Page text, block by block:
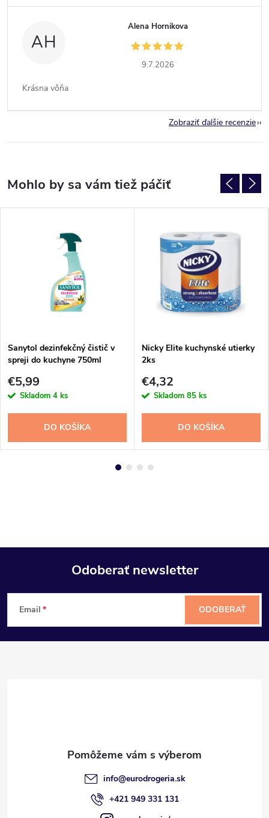
Sanytol dezinfekčný čistič v
spreji do kuchyne 750ml
€5,99
Skladom 4 ks
DO KOŠÍKA
Nicky Elite kuchynské utierky
2ks
€4,32
Skladom 85 ks
DO KOŠÍKA
AH
Alena Hornikova
9.7.2026
Krásna vôňa
Zobraziť ďalšie recenzie
Z
á
Odoberať newsletter
Email ODOBERAŤ
info@eurodrogeria.sk
+421 949 331 131